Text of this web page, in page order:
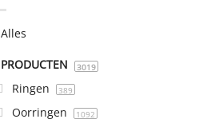
Alles
PRODUCTEN 3019
Ringen 389
Oorringen 1092